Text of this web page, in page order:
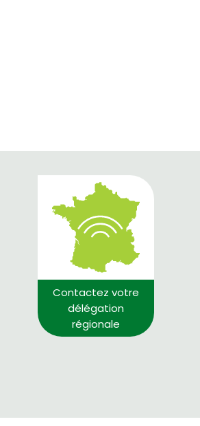
Contactez votre
délégation
régionale